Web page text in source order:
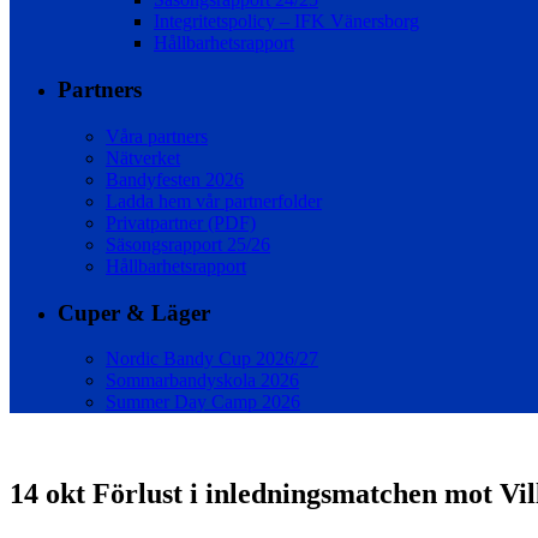
Integritetspolicy – IFK Vänersborg
Hållbarhetsrapport
Partners
Våra partners
Nätverket
Bandyfesten 2026
Ladda hem vår partnerfolder
Privatpartner (PDF)
Säsongsrapport 25/26
Hållbarhetsrapport
Cuper & Läger
Nordic Bandy Cup 2026/27
Sommarbandyskola 2026
Summer Day Camp 2026
14 okt Förlust i inledningsmatchen mot